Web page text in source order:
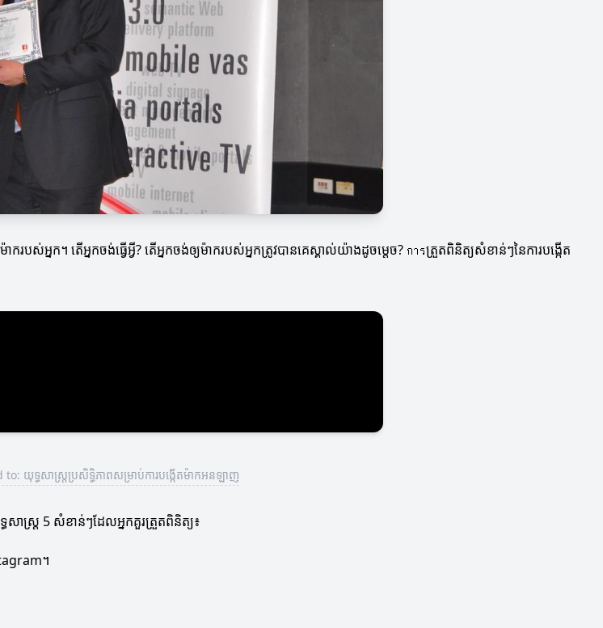
។ តើអ្នកចង់ធ្វើអ្វី? តើអ្នកចង់ឲ្យម៉ាករបស់អ្នកត្រូវបានគេស្គាល់យ៉ាងដូចម្តេច? การត្រួតពិនិត្យសំខាន់ៗនៃការបង្កើត
យុទ្ធសាស្ត្រប្រសិទ្ធិភាពសម្រាប់ការបង្កើតម៉ាកអនឡាញ
សាស្ត្រ 5 សំខាន់ៗដែលអ្នកគួរត្រួតពិនិត្យ៖
។